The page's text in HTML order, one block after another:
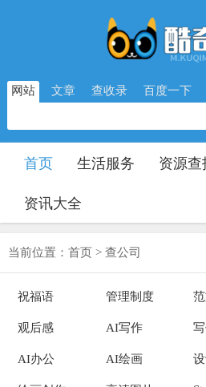
网站 文章 查收录 百度一下
首页 生活服务 资源查
资讯大全
当前位置： 首页 > 查公司
祝福语 管理制度
观后感 AI写作
AI办公 AI绘画